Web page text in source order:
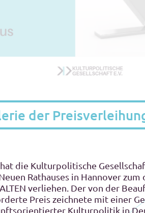
der
die Kulturpolitische
Rathauses in Hannover
verliehen. Der von der
Preis zeichnete mit einer
Kulturpolitik in